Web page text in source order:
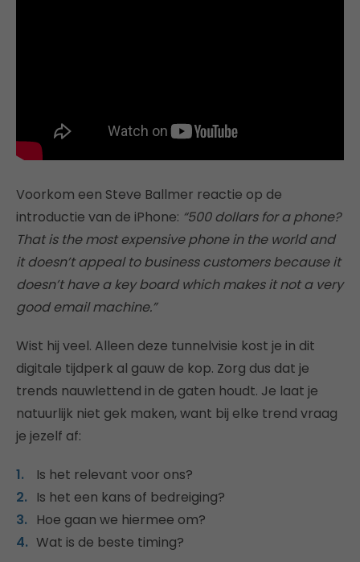
Voorkom een Steve Ballmer reactie op de
introductie van de iPhone: “500 dollars for a phone?
That is the most expensive phone in the world and
it doesn’t appeal to business customers because it
doesn’t have a key board which makes it not a very
good email machine.”
Wist hij veel. Alleen deze tunnelvisie kost je in dit
digitale tijdperk al gauw de kop. Zorg dus dat je
trends nauwlettend in de gaten houdt. Je laat je
natuurlijk niet gek maken, want bij elke trend vraag
je jezelf af:
Is het relevant voor ons?
Is het een kans of bedreiging?
Hoe gaan we hiermee om?
Wat is de beste timing?